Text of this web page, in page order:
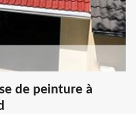
de peinture à